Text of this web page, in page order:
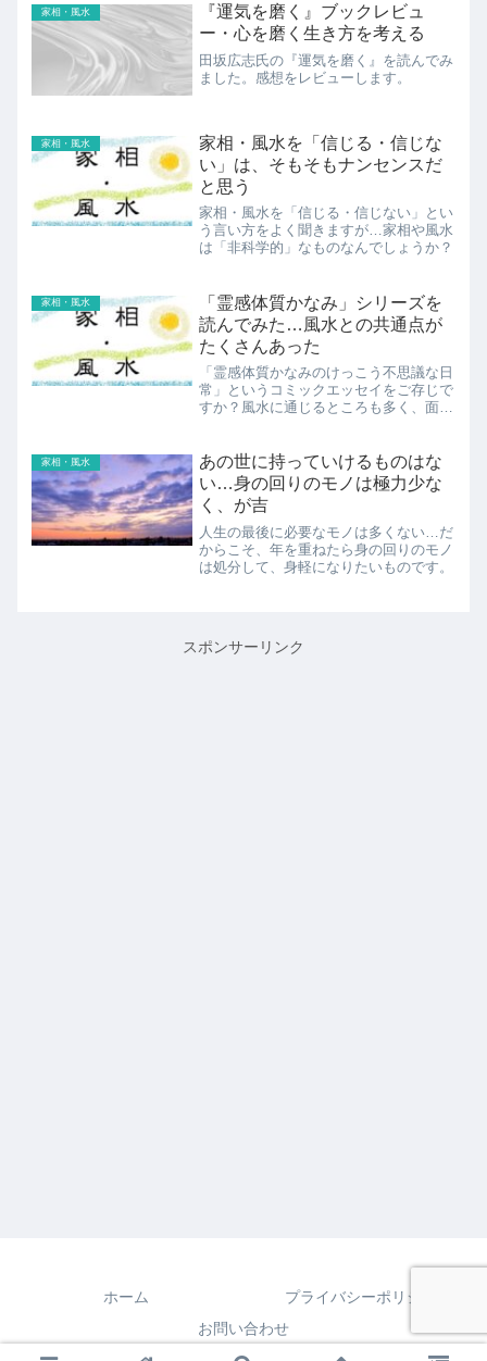
家相・風水
『運気を磨く』ブックレビュ
ー・心を磨く生き方を考える
田坂広志氏の『運気を磨く』を読んでみ
ました。感想をレビューします。
家相・風水
家相・風水を「信じる・信じな
い」は、そもそもナンセンスだ
と思う
家相・風水を「信じる・信じない」とい
う言い方をよく聞きますが…家相や風水
は「非科学的」なものなんでしょうか？
家相・風水
「霊感体質かなみ」シリーズを
読んでみた…風水との共通点が
たくさんあった
「霊感体質かなみのけっこう不思議な日
常」というコミックエッセイをご存じで
すか？風水に通じるところも多く、面白
家相・風水
あの世に持っていけるものはな
い…身の回りのモノは極力少な
く、が吉
人生の最後に必要なモノは多くない…だ
からこそ、年を重ねたら身の回りのモノ
は処分して、身軽になりたいものです。
スポンサーリンク
ホーム
プライバシーポリシー
お問い合わせ